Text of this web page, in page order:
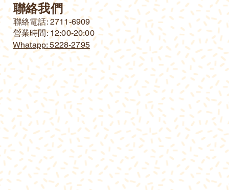
聯絡我們
​聯絡電話: 2711-6909
營業時間: 12:00-20:00
Whatapp: 5228-2795